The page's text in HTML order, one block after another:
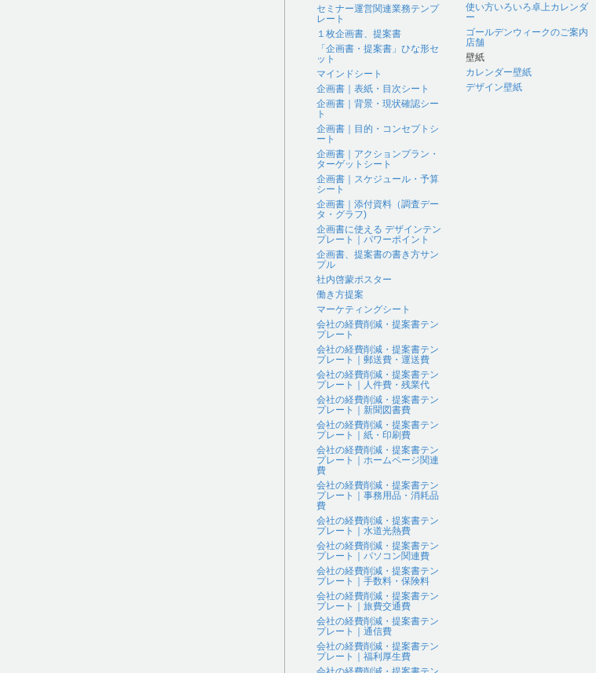
セミナー運営関連業務テンプ
レート
１枚企画書、提案書
「企画書・提案書」ひな形セ
ット
マインドシート
企画書｜表紙・目次シート
企画書｜背景・現状確認シー
ト
企画書｜目的・コンセプトシ
ート
企画書｜アクションプラン・
ターゲットシート
企画書｜スケジュール・予算
シート
企画書｜添付資料（調査デー
タ・グラフ)
企画書に使える デザインテン
プレート｜パワーポイント
企画書、提案書の書き方サン
プル
社内啓蒙ポスター
働き方提案
マーケティングシート
会社の経費削減・提案書テン
プレート
会社の経費削減・提案書テン
プレート｜郵送費・運送費
会社の経費削減・提案書テン
プレート｜人件費・残業代
会社の経費削減・提案書テン
プレート｜新聞図書費
会社の経費削減・提案書テン
プレート｜紙・印刷費
会社の経費削減・提案書テン
プレート｜ホームページ関連
費
会社の経費削減・提案書テン
プレート｜事務用品・消耗品
費
会社の経費削減・提案書テン
プレート｜水道光熱費
会社の経費削減・提案書テン
プレート｜パソコン関連費
会社の経費削減・提案書テン
プレート｜手数料・保険料
会社の経費削減・提案書テン
プレート｜旅費交通費
会社の経費削減・提案書テン
プレート｜通信費
会社の経費削減・提案書テン
プレート｜福利厚生費
使い方いろいろ卓上カレンダ
ー
ゴールデンウィークのご案内
店舗
壁紙
カレンダー壁紙
デザイン壁紙